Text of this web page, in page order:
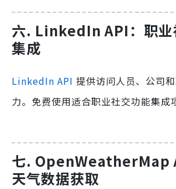
六. LinkedIn API：职业
集成
LinkedIn API 提供访问人员、公司
力。免费使用适合职业社交功能集成
七. OpenWeatherMap
天气数据获取